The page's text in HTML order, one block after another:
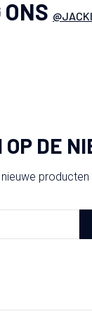
ONS
DE